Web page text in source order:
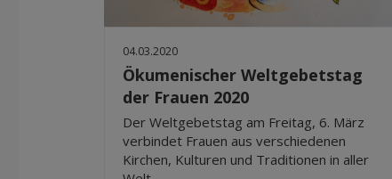
04.03.2020
Ökumenischer Weltgebetstag
der Frauen 2020
Der Weltgebetstag am Freitag, 6. März
verbindet Frauen aus verschiedenen
Kirchen, Kulturen und Traditionen in aller